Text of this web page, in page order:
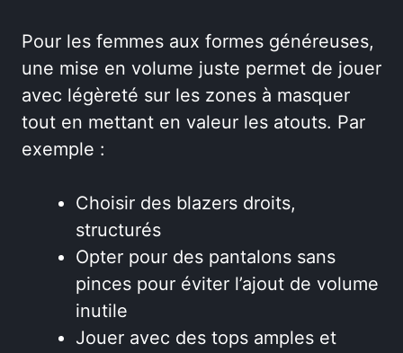
Pour les femmes aux formes généreuses,
une mise en volume juste permet de jouer
avec légèreté sur les zones à masquer
tout en mettant en valeur les atouts. Par
exemple :
Choisir des blazers droits,
structurés
Opter pour des pantalons sans
pinces pour éviter l’ajout de volume
inutile
Jouer avec des tops amples et